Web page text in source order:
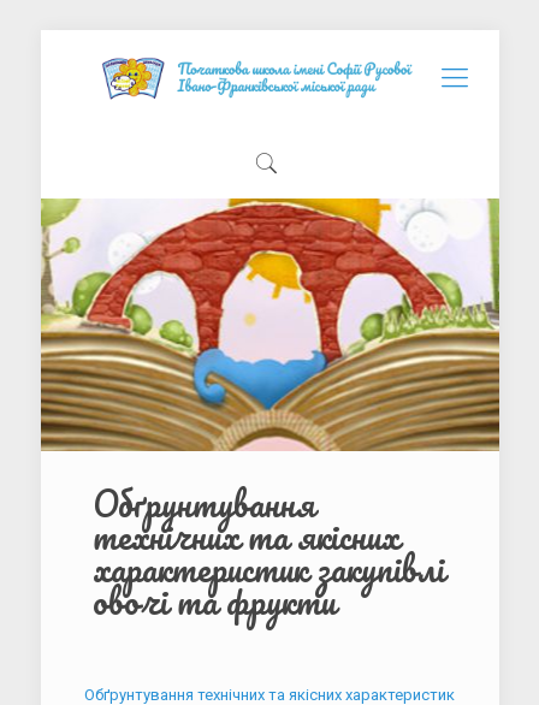
Обґрунтування
технічних та якісних
характеристик закупівлі
овочі та фрукти
Обґрунтування технічних та якісних характеристик